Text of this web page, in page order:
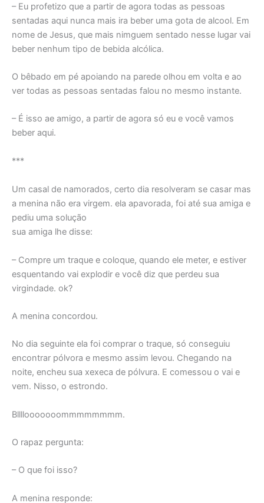
– Eu profetizo que a partir de agora todas as pessoas
sentadas aqui nunca mais ira beber uma gota de alcool. Em
nome de Jesus, que mais nimguem sentado nesse lugar vai
beber nenhum tipo de bebida alcólica.
O bêbado em pé apoiando na parede olhou em volta e ao
ver todas as pessoas sentadas falou no mesmo instante.
– É isso ae amigo, a partir de agora só eu e você vamos
beber aqui.
***
Um casal de namorados, certo dia resolveram se casar mas
a menina não era virgem. ela apavorada, foi até sua amiga e
pediu uma solução
sua amiga lhe disse:
– Compre um traque e coloque, quando ele meter, e estiver
esquentando vai explodir e você diz que perdeu sua
virgindade. ok?
A menina concordou.
No dia seguinte ela foi comprar o traque, só conseguiu
encontrar pólvora e mesmo assim levou. Chegando na
noite, encheu sua xexeca de pólvura. E comessou o vai e
vem. Nisso, o estrondo.
Bllllooooooommmmmmmm.
O rapaz pergunta:
– O que foi isso?
A menina responde: